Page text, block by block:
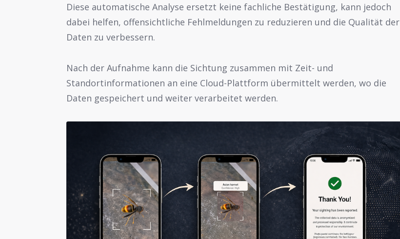
Diese automatische Analyse ersetzt keine fachliche Bestätigung, kann jedoch
dabei helfen, offensichtliche Fehlmeldungen zu reduzieren und die Qualität der
Daten zu verbessern.
Nach der Aufnahme kann die Sichtung zusammen mit Zeit- und
Standortinformationen an eine Cloud-Plattform übermittelt werden, wo die
Daten gespeichert und weiter verarbeitet werden.